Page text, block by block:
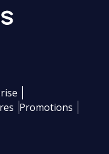
Promotions